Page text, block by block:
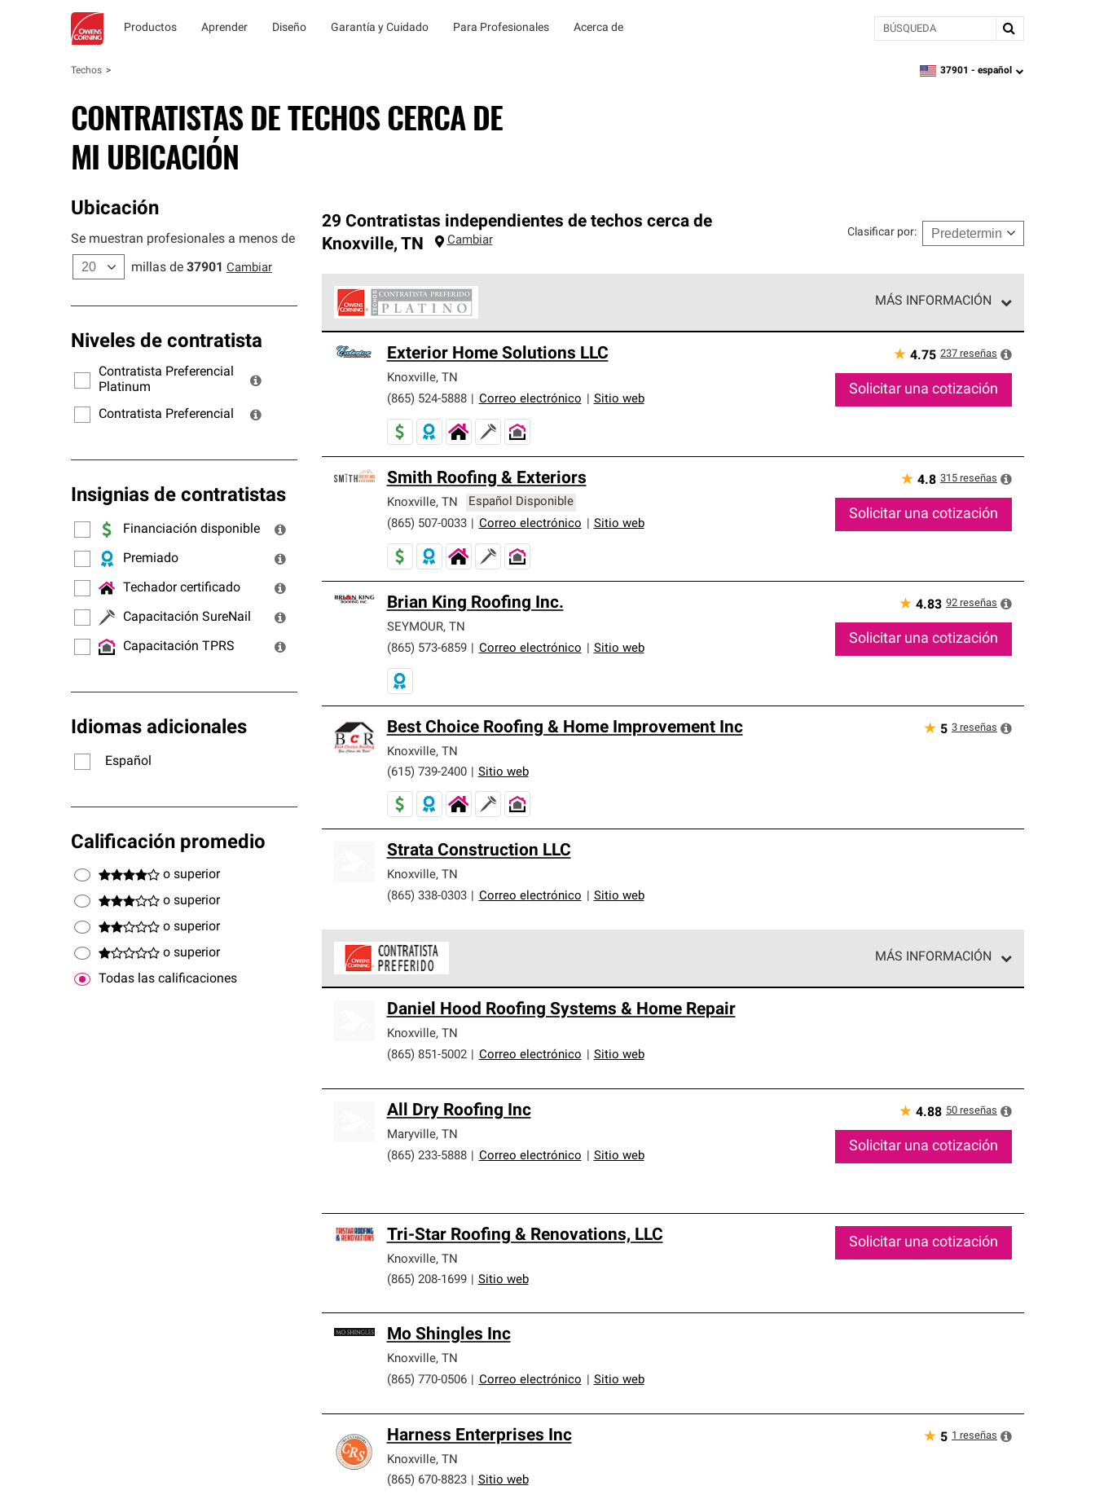
Productos Aprender Diseño Garantía y Cuidado Para Profesionales Acerca de BÚSQUEDA
Techos zipcode, language
37901 - español
CONTRATISTAS DE TECHOS CERCA DE
MI UBICACIÓN
Ubicación
Se muestran profesionales a menos de
millas de 37901 Cambiar
Niveles de contratista
Contratista Preferencial
Platinum
Contratista Preferencial
Insignias de contratistas
Financiación disponible
Premiado
Techador certificado
Capacitación SureNail
Capacitación TPRS
Idiomas adicionales
Español
Calificación promedio
o superior
o superior
o superior
o superior
Todas las calificaciones
29 Contratistas independientes de techos cerca de
Knoxville, TN Cambiar
Clasificar por:
MÁS INFORMACIÓN
cumplen con estándares estrictos de profesionalismo, confiabilidad y destreza incomparable. Solo ellos pueden
ofrecer nuestra mejor garantía de sistemas de techos.
Exterior Home Solutions LLC
Knoxville, TN
(865) 524-5888
Correo electrónico Sitio web
★ 4.75 237 reseñas
Solicitar una cotización
Smith Roofing & Exteriors
Knoxville, TN
Español Disponible
(865) 507-0033
Correo electrónico Sitio web
★ 4.8 315 reseñas
Solicitar una cotización
Brian King Roofing Inc.
SEYMOUR, TN
(865) 573-6859
Correo electrónico Sitio web
★ 4.83 92 reseñas
Solicitar una cotización
Best Choice Roofing & Home Improvement Inc
Knoxville, TN
(615) 739-2400
Sitio web
★ 5 3 reseñas
Strata Construction LLC
Knoxville, TN
(865) 338-0303
Correo electrónico Sitio web
MÁS INFORMACIÓN
cumplen con altos estándares y requisitos estrictos de profesionalismo y confiabilidad.
Daniel Hood Roofing Systems & Home Repair
Knoxville, TN
(865) 851-5002
Correo electrónico Sitio web
All Dry Roofing Inc
Maryville, TN
(865) 233-5888
Correo electrónico Sitio web
★ 4.88 50 reseñas
Solicitar una cotización
Tri-Star Roofing & Renovations, LLC
Knoxville, TN
(865) 208-1699
Sitio web
Solicitar una cotización
Mo Shingles Inc
Knoxville, TN
(865) 770-0506
Correo electrónico Sitio web
Harness Enterprises Inc
Knoxville, TN
(865) 670-8823
Sitio web
★ 5 1 reseñas